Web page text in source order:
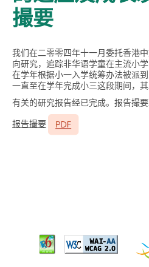
撮要
我们在二零零四年十一月委托香港
向研究，追踪非华语学童在主流小
在学年根据小一入学统筹办法被派
一直至在学年完成小三这段期间，其
有关的研究报告经已完成。报告撮
报告撮要